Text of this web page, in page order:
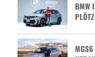
BMW
MGS6